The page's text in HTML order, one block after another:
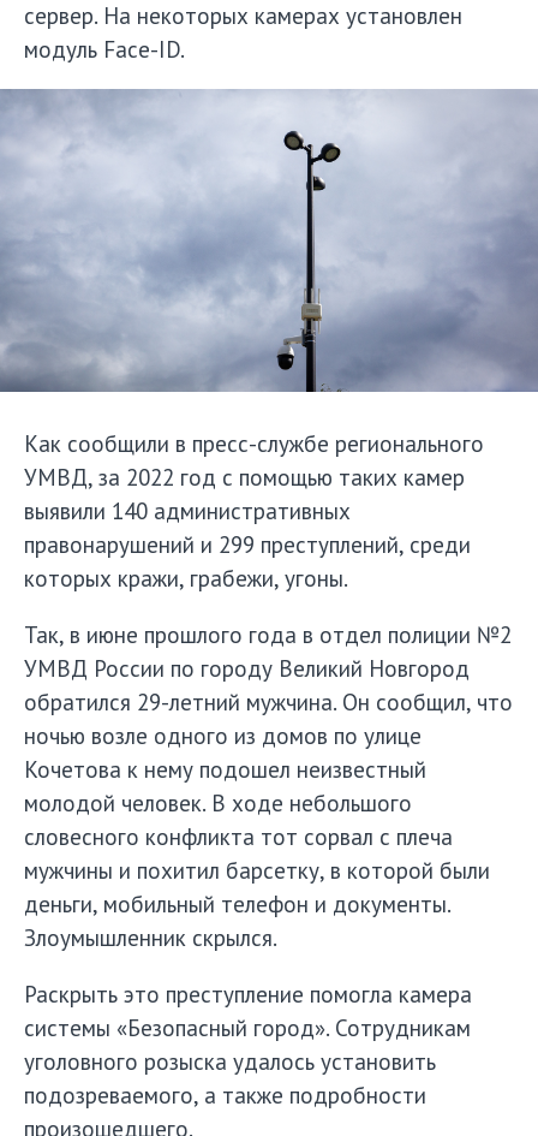
сервер. На некоторых камерах установлен
модуль Face-ID.
Как сообщили в пресс-службе регионального
УМВД, за 2022 год с помощью таких камер
выявили 140 административных
правонарушений и 299 преступлений, среди
которых кражи, грабежи, угоны.
Так, в июне прошлого года в отдел полиции №2
УМВД России по городу Великий Новгород
обратился 29-летний мужчина. Он сообщил, что
ночью возле одного из домов по улице
Кочетова к нему подошел неизвестный
молодой человек. В ходе небольшого
словесного конфликта тот сорвал с плеча
мужчины и похитил барсетку, в которой были
деньги, мобильный телефон и документы.
Злоумышленник скрылся.
Раскрыть это преступление помогла камера
системы «Безопасный город». Сотрудникам
уголовного розыска удалось установить
подозреваемого, а также подробности
произошедшего.